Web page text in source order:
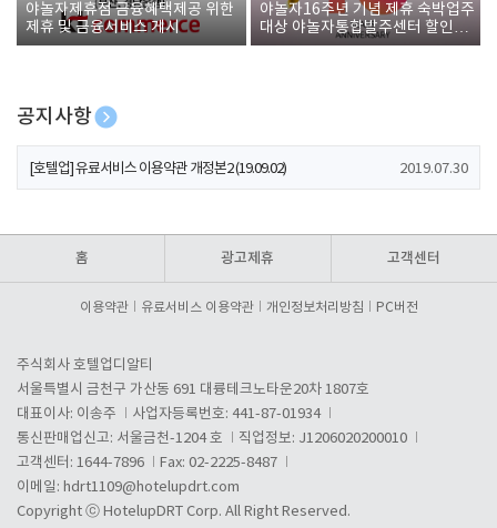
야놀자제휴점 금융혜택제공 위한
제휴 및 금융서비스 게시
야놀자16주년 기념 제휴 숙박업주
대상 야놀자통합발주센터 할인쿠
폰 증정
공지사항
[호텔업] 개인정보 처리방침 개정본1 (19.09.02)
[호텔업] 유료서비스 이용약관 개정본2 (19.09.02) 2019.07.30
홈 광고제휴 고객센터
이용약관 유료서비스 이용약관 개인정보처리방침 PC버전
주식회사 호텔업디알티
서울특별시 금천구 가산동 691 대륭테크노타운20차 1807호
대표이사: 이송주
사업자등록번호: 441-87-01934
통신판매업신고: 서울금천-1204 호
직업정보: J1206020200010
고객센터: 1644-7896
Fax: 02-2225-8487
이메일: hdrt1109@hotelupdrt.com
Copyright ⓒ HotelupDRT Corp. All Right Reserved.